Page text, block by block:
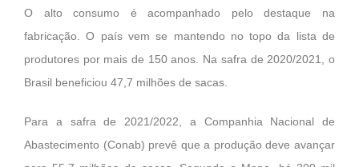
O alto consumo é acompanhado pelo destaque na
fabricação. O país vem se mantendo no topo da lista de
produtores por mais de 150 anos. Na safra de 2020/2021, o
Brasil beneficiou 47,7 milhões de sacas.
Para a safra de 2021/2022, a Companhia Nacional de
Abastecimento (Conab) prevê que a produção deve avançar